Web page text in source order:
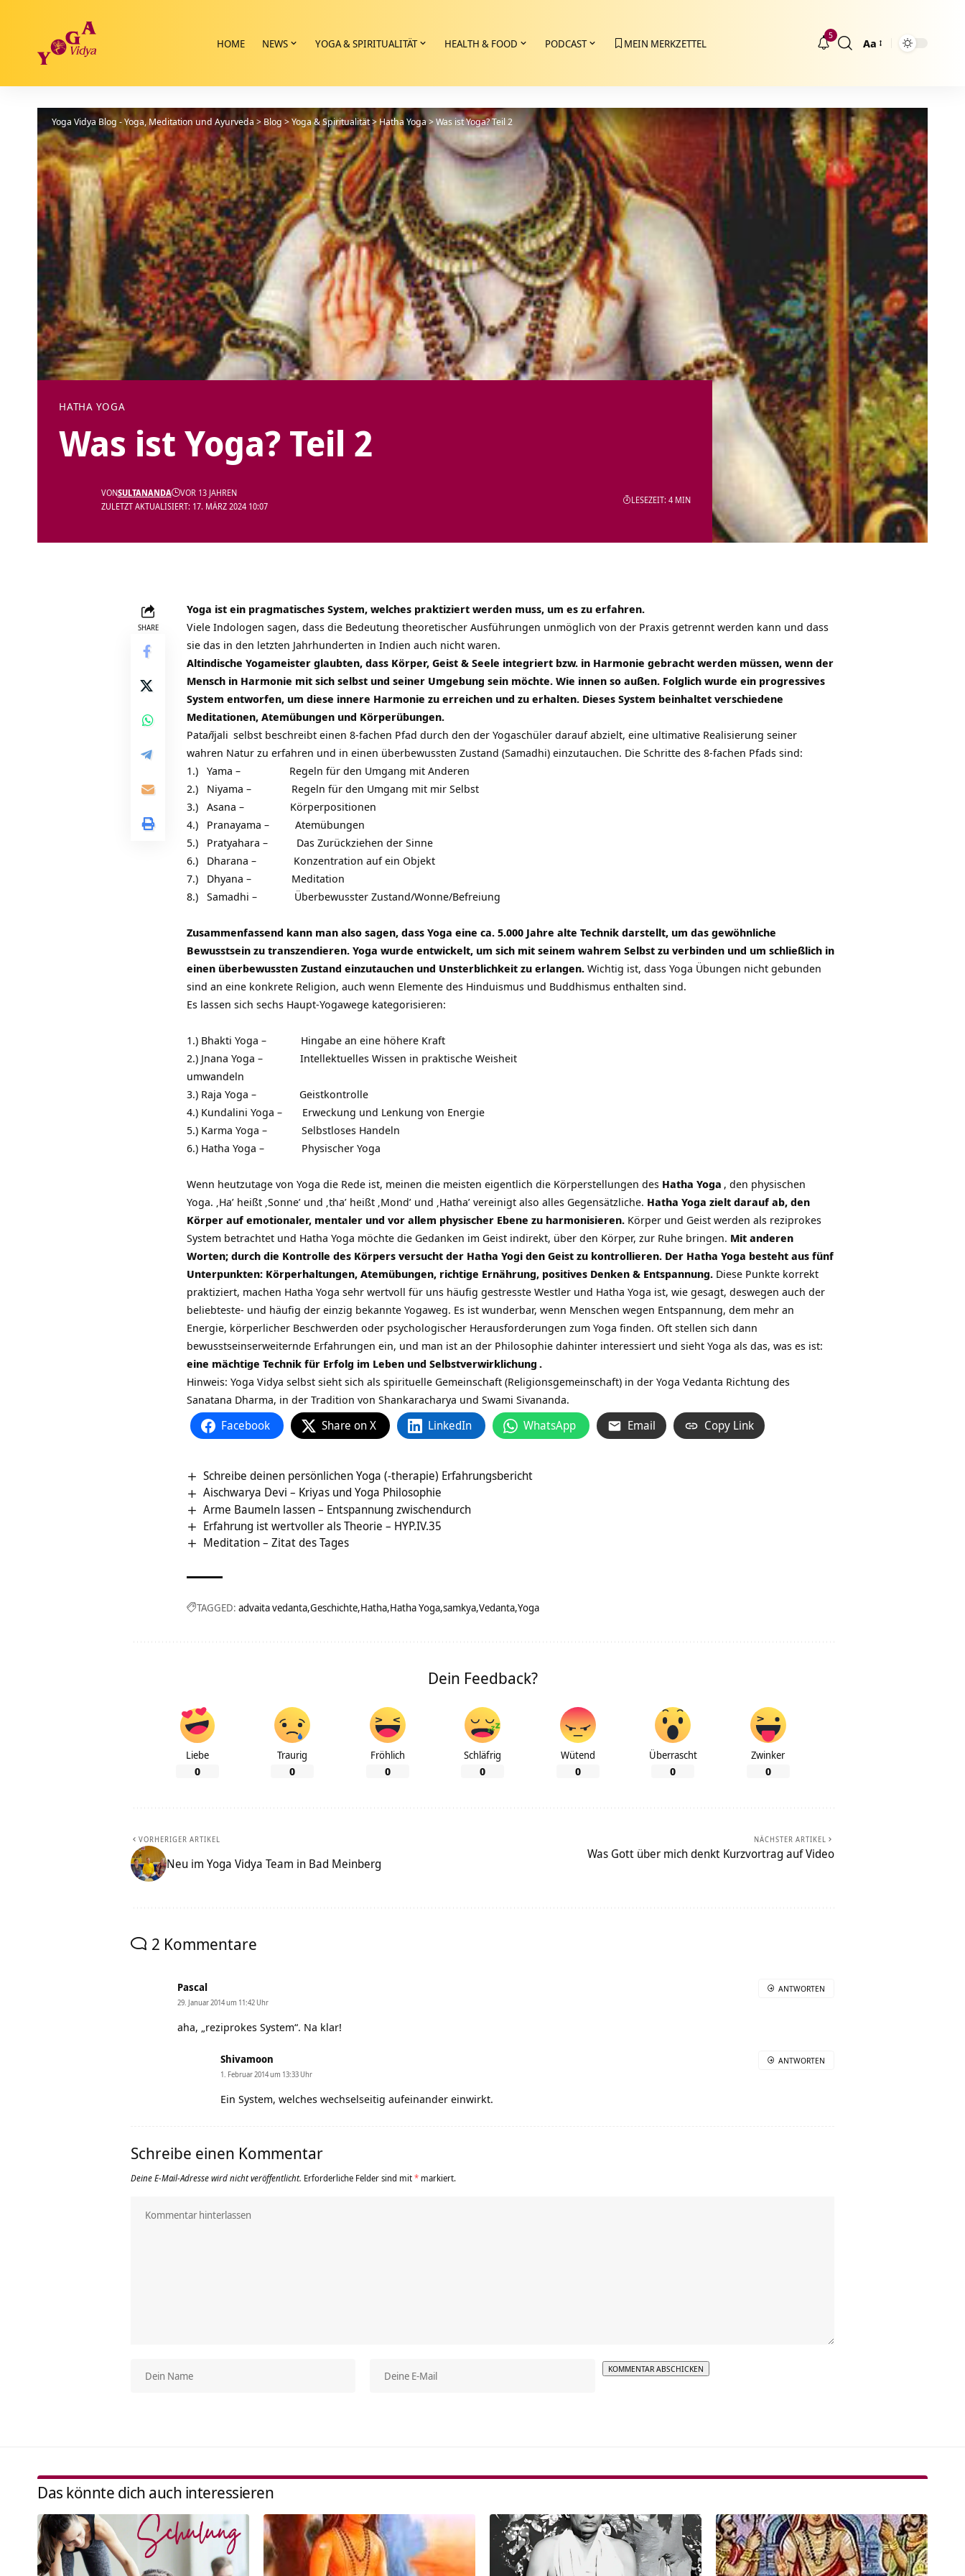
HOME NEWS YOGA & SPIRITUALITÄT HEALTH & FOOD PODCAST MEIN MERKZETTEL
5
Größenänderung
Aa
Yoga Vidya Blog - Yoga, Meditation und Ayurveda > Blog >Yoga & Spiritualität>Hatha Yoga>Was ist Yoga? Teil 2
HATHA YOGA
Was ist Yoga? Teil 2
ZULETZT AKTUALISIERT: 17. MÄRZ 2024 10:07
VONSULTANANDA VOR 13 JAHREN
LESEZEIT: 4 MIN
SHARE
Yoga ist ein pragmatisches System, welches praktiziert werden muss, um es zu erfahren.
Viele Indologen sagen, dass die Bedeutung theoretischer Ausführungen unmöglich von der Praxis getrennt werden kann und dass
sie das in den letzten Jahrhunderten in Indien auch nicht waren.
Altindische Yogameister glaubten, dass Körper, Geist & Seele integriert bzw. in Harmonie gebracht werden müssen, wenn der
Mensch in Harmonie mit sich selbst und seiner Umgebung sein möchte. Wie innen so außen. Folglich wurde ein progressives
System entworfen, um diese innere Harmonie zu erreichen und zu erhalten. Dieses System beinhaltet verschiedene
Meditationen, Atemübungen und Körperübungen.
Patañjali selbst beschreibt einen 8-fachen Pfad durch den der Yogaschüler darauf abzielt, eine ultimative Realisierung seiner
wahren Natur zu erfahren und in einen überbewussten Zustand (Samadhi) einzutauchen. Die Schritte des 8-fachen Pfads sind:
1.) Yama – Regeln für den Umgang mit Anderen
2.) Niyama – Regeln für den Umgang mit mir Selbst
3.) Asana – Körperpositionen
4.) Pranayama – Atemübungen
5.) Pratyahara – Das Zurückziehen der Sinne
6.) Dharana – Konzentration auf ein Objekt
7.) Dhyana – Meditation
8.) Samadhi – Überbewusster Zustand/Wonne/Befreiung
Zusammenfassend kann man also sagen, dass Yoga eine ca. 5.000 Jahre alte Technik darstellt, um das gewöhnliche
Bewusstsein zu transzendieren. Yoga wurde entwickelt, um sich mit seinem wahrem Selbst zu verbinden und um schließlich in
einen überbewussten Zustand einzutauchen und Unsterblichkeit zu erlangen. Wichtig ist, dass Yoga Übungen nicht gebunden
sind an eine konkrete Religion, auch wenn Elemente des Hinduismus und Buddhismus enthalten sind.
Es lassen sich sechs Haupt-Yogawege kategorisieren:
1.) Bhakti Yoga – Hingabe an eine höhere Kraft
2.) Jnana Yoga – Intellektuelles Wissen in praktische Weisheit
umwandeln
3.) Raja Yoga – Geistkontrolle
4.) Kundalini Yoga – Erweckung und Lenkung von Energie
5.) Karma Yoga – Selbstloses Handeln
6.) Hatha Yoga – Physischer Yoga
Wenn heutzutage von Yoga die Rede ist, meinen die meisten eigentlich die Körperstellungen des Hatha Yoga , den physischen
Yoga. ‚Ha’ heißt ‚Sonne’ und ‚tha’ heißt ‚Mond’ und ‚Hatha’ vereinigt also alles Gegensätzliche. Hatha Yoga zielt darauf ab, den
Körper auf emotionaler, mentaler und vor allem physischer Ebene zu harmonisieren. Körper und Geist werden als reziprokes
System betrachtet und Hatha Yoga möchte die Gedanken im Geist indirekt, über den Körper, zur Ruhe bringen. Mit anderen
Worten; durch die Kontrolle des Körpers versucht der Hatha Yogi den Geist zu kontrollieren. Der Hatha Yoga besteht aus fünf
Unterpunkten: Körperhaltungen, Atemübungen, richtige Ernährung, positives Denken & Entspannung. Diese Punkte korrekt
praktiziert, machen Hatha Yoga sehr wertvoll für uns häufig gestresste Westler und Hatha Yoga ist, wie gesagt, deswegen auch der
beliebteste- und häufig der einzig bekannte Yogaweg. Es ist wunderbar, wenn Menschen wegen Entspannung, dem mehr an
Energie, körperlicher Beschwerden oder psychologischer Herausforderungen zum Yoga finden. Oft stellen sich dann
bewusstseinserweiternde Erfahrungen ein, und man ist an der Philosophie dahinter interessiert und sieht Yoga als das, was es ist:
eine mächtige Technik für Erfolg im Leben und Selbstverwirklichung .
Hinweis: Yoga Vidya selbst sieht sich als spirituelle Gemeinschaft (Religionsgemeinschaft) in der Yoga Vedanta Richtung des
Sanatana Dharma, in der Tradition von Shankaracharya und Swami Sivananda.
Facebook Share on X LinkedIn WhatsApp Email Copy Link
Schreibe deinen persönlichen Yoga (-therapie) Erfahrungsbericht
Aischwarya Devi – Kriyas und Yoga Philosophie
Arme Baumeln lassen – Entspannung zwischendurch
Erfahrung ist wertvoller als Theorie – HYP.IV.35
Meditation – Zitat des Tages
TAGGED: advaita vedanta Geschichte Hatha Hatha Yoga samkya Vedanta Yoga
Dein Feedback?
Liebe
0
Traurig
0
Fröhlich
0
Schläfrig
0
Wütend
0
Überrascht
0
Zwinker
0
VORHERIGER ARTIKEL
Neu im Yoga Vidya Team in Bad Meinberg
NÄCHSTER ARTIKEL
Was Gott über mich denkt Kurzvortrag auf Video
2 Kommentare
Pascal
29. Januar 2014 um 11:42 Uhr
aha, „reziprokes System“. Na klar!
ANTWORTEN
Shivamoon
1. Februar 2014 um 13:33 Uhr
Ein System, welches wechselseitig aufeinander einwirkt.
ANTWORTEN
Schreibe einen Kommentar
Deine E-Mail-Adresse wird nicht veröffentlicht. Erforderliche Felder sind mit* markiert.
Das könnte dich auch interessieren